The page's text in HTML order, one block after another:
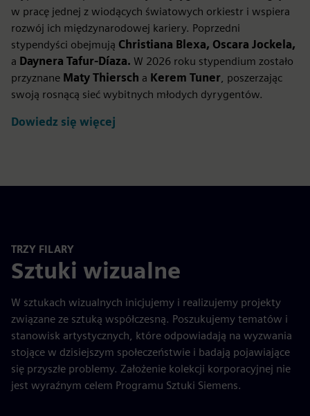
w pracę jednej z wiodących światowych orkiestr i wspiera
rozwój ich międzynarodowej kariery. Poprzedni
stypendyści obejmują Christiana Blexa, Oscara Jockela,
a Daynera Tafur-Díaza. W 2026 roku stypendium zostało
przyznane Maty Thiersch a Kerem Tuner, poszerzając
swoją rosnącą sieć wybitnych młodych dyrygentów.
Dowiedz się więcej
TRZY FILARY
Sztuki wizualne
W sztukach wizualnych inicjujemy i realizujemy projekty
związane ze sztuką współczesną. Poszukujemy tematów i
stanowisk artystycznych, które odpowiadają na wyzwania
stojące w dzisiejszym społeczeństwie i badają pojawiające
się przyszłe problemy. Założenie kolekcji korporacyjnej nie
jest wyraźnym celem Programu Sztuki Siemens.